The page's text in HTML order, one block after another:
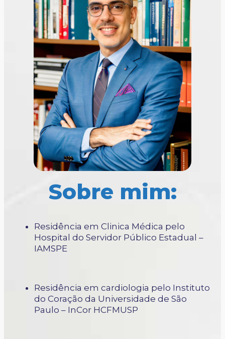
Sobre mim:
Residência em Clinica Médica pelo
Hospital do Servidor Público Estadual –
IAMSPE
Residência em cardiologia pelo Instituto
do Coração da Universidade de São
Paulo – InCor HCFMUSP